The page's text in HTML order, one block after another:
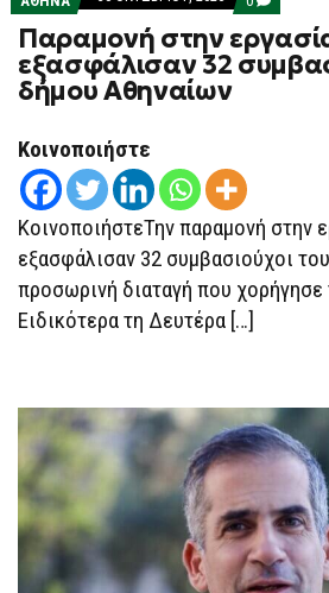
ON
ΠΑΡΑΜΟΝΉ
ΣΤΗΝ
ΕΡΓΑΣΊΑ
Παραμονή στην
εξασφάλισαν 32
δήμου Αθηναίων
Κοινοποιήστε
ΚοινοποιήστεΤην παραμονή στην
εξασφάλισαν 32 συμβασιούχοι
προσωρινή διαταγή που χορήγησε
Ειδικότερα τη Δευτέρα […]